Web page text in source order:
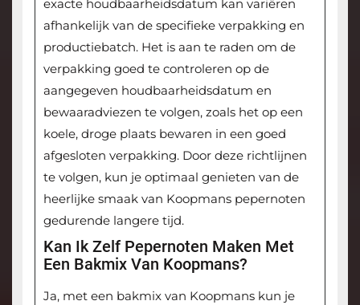
exacte houdbaarheidsdatum kan variëren
afhankelijk van de specifieke verpakking en
productiebatch. Het is aan te raden om de
verpakking goed te controleren op de
aangegeven houdbaarheidsdatum en
bewaaradviezen te volgen, zoals het op een
koele, droge plaats bewaren in een goed
afgesloten verpakking. Door deze richtlijnen
te volgen, kun je optimaal genieten van de
heerlijke smaak van Koopmans pepernoten
gedurende langere tijd.
Kan Ik Zelf Pepernoten Maken Met
Een Bakmix Van Koopmans?
Ja, met een bakmix van Koopmans kun je